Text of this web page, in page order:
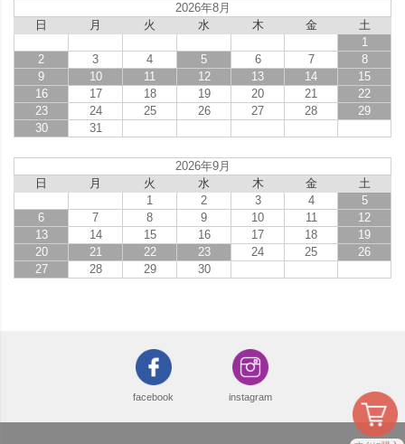
2026年8月
日
月 火 水 木 金
土
1
2
3 4 5 6 7
8
9
10 11 12 13 14
15
16
17 18 19 20 21
22
23
24 25 26 27 28
29
30
31
2026年9月
日
月 火 水 木 金
土
1
2 3 4
5
6
7 8 9 10 11
12
13
14 15 16 17 18
19
20
21 22 23 24 25
26
27
28 29 30
facebook instagram